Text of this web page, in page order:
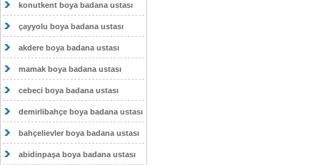
konutkent boya badana ustası
çayyolu boya badana ustası
akdere boya badana ustası
mamak boya badana ustası
cebeci boya badana ustası
demirlibahçe boya badana ustası
bahçelievler boya badana ustası
abidinpaşa boya badana ustası